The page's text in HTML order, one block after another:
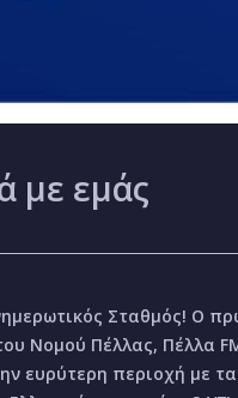
με εμάς
Σταθμός! Ο
Νομού Πέλλας, Πέλλα
ευρύτερη περιοχή με